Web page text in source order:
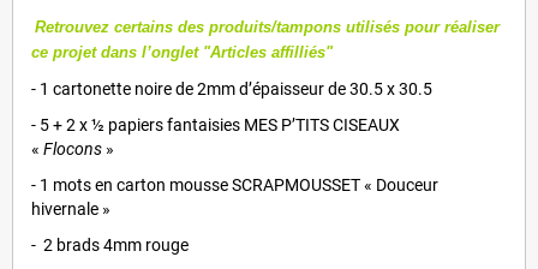
Retrouvez certains des produits/tampons utilisés pour réaliser
ce projet dans l’onglet "Articles affilliés"
- 1 cartonette noire de 2mm d’épaisseur de 30.5 x 30.5
- 5 + 2 x ½ papiers fantaisies MES P’TITS CISEAUX
« Flocons »
- 1 mots en carton mousse SCRAPMOUSSET « Douceur
hivernale »
- 2 brads 4mm rouge